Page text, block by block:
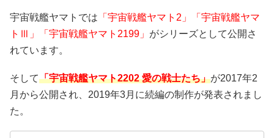
宇宙戦艦ヤマトでは 「宇宙戦艦ヤマト2」「宇宙戦艦ヤマ
トⅢ」「宇宙戦艦ヤマト2199」 がシリーズとして公開さ
れています。
そして「宇宙戦艦ヤマト2202 愛の戦士たち」が2017年2
月から公開され、2019年3月に続編の制作が発表されまし
た。